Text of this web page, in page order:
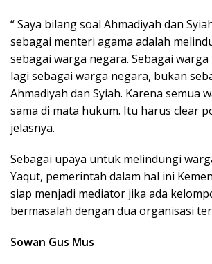
“ Saya bilang soal Ahmadiyah dan
sebagai menteri agama adalah
sebagai warga negara. Sebagai
lagi sebagai warga negara, bukan
Ahmadiyah dan Syiah. Karena semua
sama di mata hukum. Itu harus clear
jelasnya.
Sebagai upaya untuk melindungi
Yaqut, pemerintah dalam hal ini
siap menjadi mediator jika ada
bermasalah dengan dua organisasi
Sowan Gus Mus